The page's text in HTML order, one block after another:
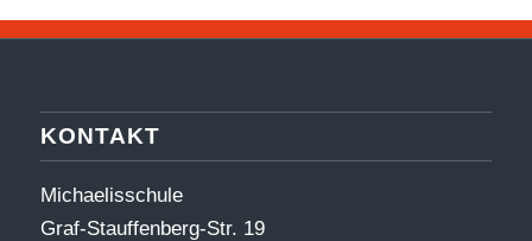
KONTAKT
Michaelisschule
Graf-Stauffenberg-Str. 19